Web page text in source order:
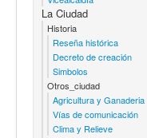
La Ciudad
Historia
Reseña histórica
Decreto de creación
Simbolos
Otros_ciudad
Agricultura y Ganaderia
Vías de comunicación
Clima y Relieve